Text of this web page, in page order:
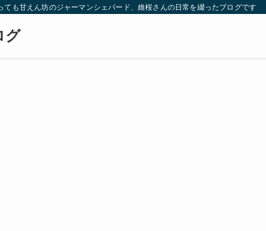
ても甘えん坊のジャーマンシェパード、維桜さんの日常を綴ったブログです
グ